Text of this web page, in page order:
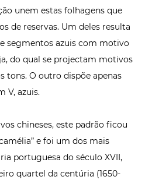
unem estas folhagens que
de reservas. Um deles resulta
segmentos azuis com motivo
do qual se projectam motivos
tons. O outro dispõe apenas
V, azuis.
chineses, este padrão ficou
e foi um dos mais
portuguesa do século XVII,
quartel da centúria (1650-